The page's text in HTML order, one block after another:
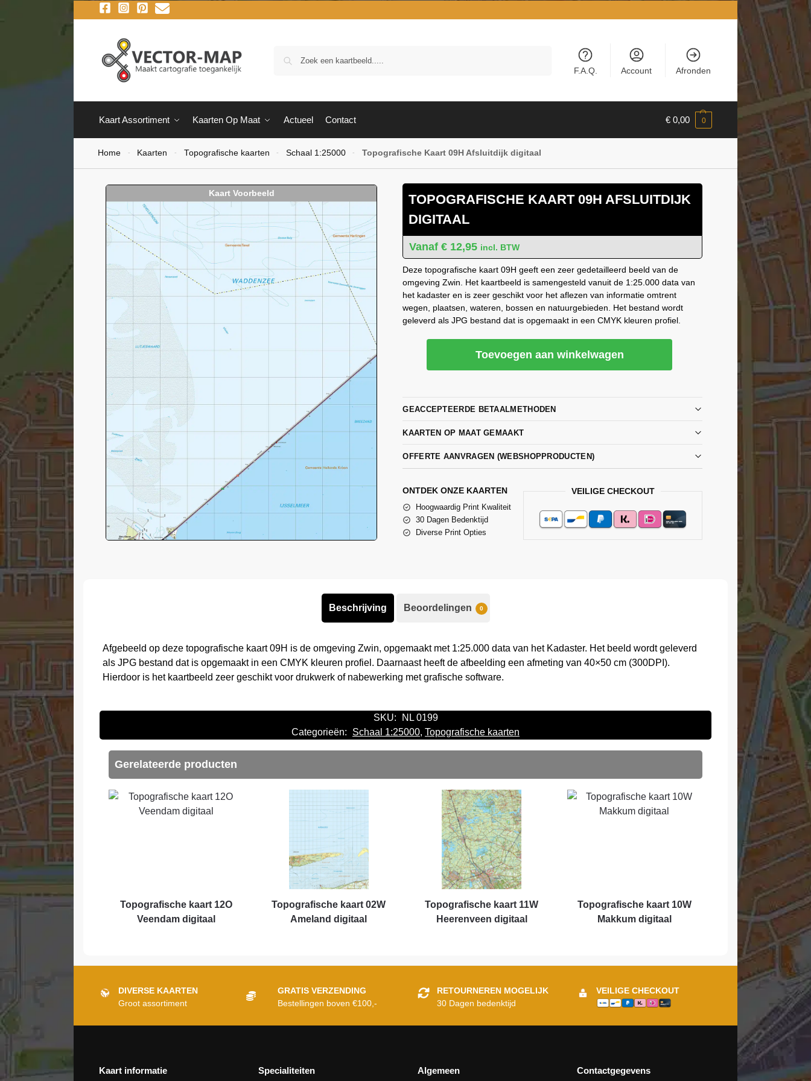
F.A.Q. Account Afronden
Kaart Assortiment Kaarten Op Maat Actueel Contact € 0,00 0
Home - Kaarten - Topografische kaarten - Schaal 1:25000 - Topografische Kaart 09H Afsluitdijk digitaal
TOPOGRAFISCHE KAART 09H AFSLUITDIJK
DIGITAAL
€ 12,95 incl. BTW
Deze topografische kaart 09H geeft een zeer gedetailleerd beeld van de
omgeving Zwin. Het kaartbeeld is samengesteld vanuit de 1:25.000 data van
het kadaster en is zeer geschikt voor het aflezen van informatie omtrent
wegen, plaatsen, wateren, bossen en natuurgebieden. Het bestand wordt
geleverd als JPG bestand dat is opgemaakt in een CMYK kleuren profiel.
Toevoegen aan winkelwagen
GEACCEPTEERDE BETAALMETHODEN
KAARTEN OP MAAT GEMAAKT
OFFERTE AANVRAGEN (WEBSHOPPRODUCTEN)
ONTDEK ONZE KAARTEN
Hoogwaardig Print Kwaliteit
30 Dagen Bedenktijd
Diverse Print Opties
VEILIGE CHECKOUT
Beschrijving Beoordelingen 0
Afgebeeld op deze topografische kaart 09H is de omgeving Zwin, opgemaakt met 1:25.000 data van het Kadaster. Het beeld wordt geleverd
als JPG bestand dat is opgemaakt in een CMYK kleuren profiel. Daarnaast heeft de afbeelding een afmeting van 40×50 cm (300DPI).
Hierdoor is het kaartbeeld zeer geschikt voor drukwerk of nabewerking met grafische software.
SKU:
NL 0199
Categorieën:
Schaal 1:25000, Topografische kaarten
Gerelateerde producten
Topografische kaart 12O
Veendam digitaal
Topografische kaart 02W
Ameland digitaal
Topografische kaart 11W
Heerenveen digitaal
Topografische kaart 10W
Makkum digitaal
DIVERSE KAARTEN
Groot assortiment
GRATIS VERZENDING
Bestellingen boven €100,-
RETOURNEREN MOGELIJK
30 Dagen bedenktijd
VEILIGE CHECKOUT
Kaart informatie Specialiteiten Algemeen Contactgegevens